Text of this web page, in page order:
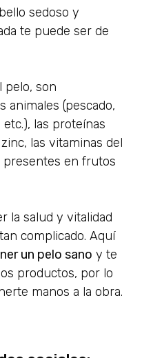
sedoso y
te puede ser de
pelo, son
animales (pescado,
las proteínas
las vitaminas del
en frutos
la salud y vitalidad
complicado. Aquí
un pelo sano y te
productos, por lo
manos a la obra.